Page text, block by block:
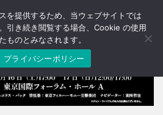
T
o
a
v
を提供するため、当ウェブサイトでは
引き続き閲覧する場合、Cookie の使用
ものとみなされます。
プライバシーポリシー